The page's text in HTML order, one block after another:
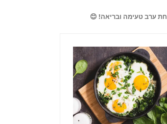
ערב טעימה ובריאה! 😊